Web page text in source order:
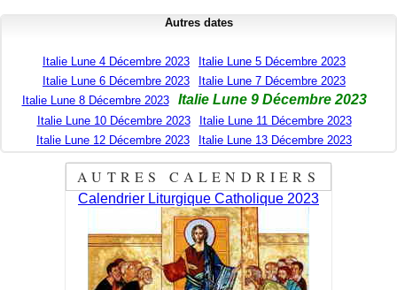
Autres dates
Italie Lune 4 Décembre 2023
Italie Lune 5 Décembre 2023
Italie Lune 6 Décembre 2023
Italie Lune 7 Décembre 2023
Italie Lune 8 Décembre 2023
Italie Lune 9 Décembre 2023
Italie Lune 10 Décembre 2023
Italie Lune 11 Décembre 2023
Italie Lune 12 Décembre 2023
Italie Lune 13 Décembre 2023
AUTRES CALENDRIERS
Calendrier Liturgique Catholique 2023